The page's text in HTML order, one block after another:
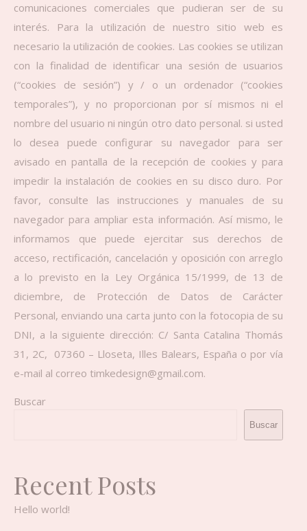
comunicaciones comerciales que pudieran ser de su
interés. Para la utilización de nuestro sitio web es
necesario la utilización de cookies. Las cookies se utilizan
con la finalidad de identificar una sesión de usuarios
(“cookies de sesión”) y / o un ordenador (“cookies
temporales”), y no proporcionan por sí mismos ni el
nombre del usuario ni ningún otro dato personal. si usted
lo desea puede configurar su navegador para ser
avisado en pantalla de la recepción de cookies y para
impedir la instalación de cookies en su disco duro. Por
favor, consulte las instrucciones y manuales de su
navegador para ampliar esta información. Así mismo, le
informamos que puede ejercitar sus derechos de
acceso, rectificación, cancelación y oposición con arreglo
a lo previsto en la Ley Orgánica 15/1999, de 13 de
diciembre, de Protección de Datos de Carácter
Personal, enviando una carta junto con la fotocopia de su
DNI, a la siguiente dirección: C/ Santa Catalina Thomás
31, 2C, 07360 – Lloseta, Illes Balears, España o por vía
e-mail al correo timkedesign@gmail.com.
Buscar
Buscar
Recent Posts
Hello world!